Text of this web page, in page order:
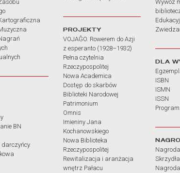
BN
darczyńcy
PROJEKTY
VOJAĜO. Rowerem do Azji
z esperanto (1928–1932)
Pełna czytelnia
Rzeczypospolitej
Nowa Academica
Dostęp do skarbów
Biblioteki Narodowej
Patrimonium
Omnis
Imieniny Jana
Kochanowskiego
Nowa Biblioteka
Rzeczypospolitej
Rewitalizacja i aranżacja
wnętrz Pałacu
Wywóz
DLA
ISBN
ISMN
ISSN
Program